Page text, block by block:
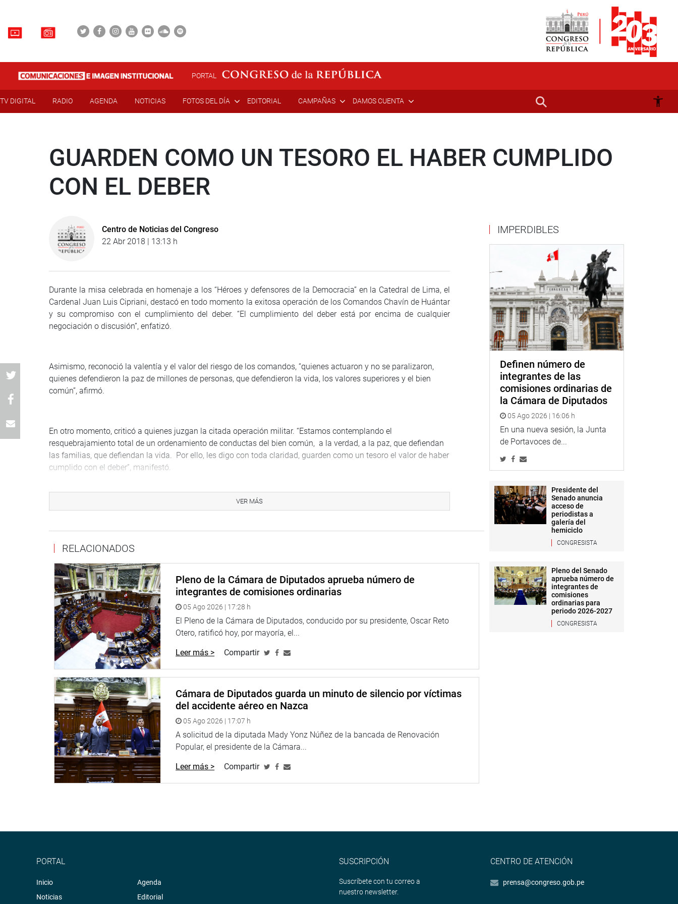
PORTAL
TV DIGITAL RADIO AGENDA NOTICIAS FOTOS DEL DÍA EDITORIAL CAMPAÑAS DAMOS CUENTA
GUARDEN COMO UN TESORO EL HABER CUMPLIDO
CON EL DEBER
Centro de Noticias del Congreso
22 Abr 2018 | 13:13 h
Durante la misa celebrada en homenaje a los “Héroes y defensores de la Democracia” en la Catedral de Lima, el
Cardenal Juan Luis Cipriani, destacó en todo momento la exitosa operación de los Comandos Chavín de Huántar
y su compromiso con el cumplimiento del deber. “El cumplimiento del deber está por encima de cualquier
negociación o discusión”, enfatizó.
Asimismo, reconoció la valentía y el valor del riesgo de los comandos, “quienes actuaron y no se paralizaron,
quienes defendieron la paz de millones de personas, que defendieron la vida, los valores superiores y el bien
común”, afirmó.
En otro momento, criticó a quienes juzgan la citada operación militar. “Estamos contemplando el
resquebrajamiento total de un ordenamiento de conductas del bien común, a la verdad, a la paz, que defiendan
las familias, que defiendan la vida. Por ello, les digo con toda claridad, guarden como un tesoro el valor de haber
cumplido con el deber”, manifestó.
El cardenal Juan Luis Cipriani también recordó a quienes poseen la responsabilidad política, no olvidar ni
Galarreta Velarde, los congresistas Luz Salgado (FP), Marco Miyashiro (FP) y Pedro Olaechea (PPK), así como el
Alm. Luis Giampietri Rojas, el ex Canciller Francisco Tudela, y altos mandos militares y policiales, efectivos del
Grupo Especial de Inteligencia de la Policía Nacional (GEIN), entre otras personas. (WHS)
PRENSA-CONGRESO
VER MÁS
RELACIONADOS
Pleno de la Cámara de Diputados aprueba número de
integrantes de comisiones ordinarias
05 Ago 2026 | 17:28 h
El Pleno de la Cámara de Diputados, conducido por su presidente, Oscar Reto
Otero, ratificó hoy, por mayoría, el...
Leer más > Compartir
Cámara de Diputados guarda un minuto de silencio por víctimas
del accidente aéreo en Nazca
05 Ago 2026 | 17:07 h
A solicitud de la diputada Mady Yonz Núñez de la bancada de Renovación
Popular, el presidente de la Cámara...
Leer más > Compartir
IMPERDIBLES
Definen número de
integrantes de las
comisiones ordinarias de
la Cámara de Diputados
05 Ago 2026 | 16:06 h
En una nueva sesión, la Junta
de Portavoces de...
Presidente del
Senado anuncia
acceso de
periodistas a
galería del
hemiciclo
CONGRESISTA
Pleno del Senado
aprueba número de
integrantes de
comisiones
ordinarias para
periodo 2026-2027
CONGRESISTA
PORTAL
Inicio
Noticias
Agenda
Editorial
SUSCRIPCIÓN
Suscríbete con tu correo a
nuestro newsletter.
CENTRO DE ATENCIÓN
prensa@congreso.gob.pe